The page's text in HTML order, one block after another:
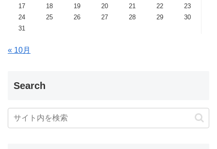
17
18 19 20 21 22
23
24
25 26 27 28 29
30
31
« 10月
Search